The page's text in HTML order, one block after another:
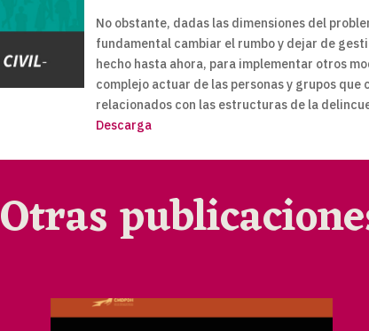
No obstante, dadas las dimensiones del
fundamental cambiar el rumbo y dejar de
hecho hasta ahora, para implementar otros
complejo actuar de las personas y grupos
relacionados con las estructuras de la
Descarga
Otras